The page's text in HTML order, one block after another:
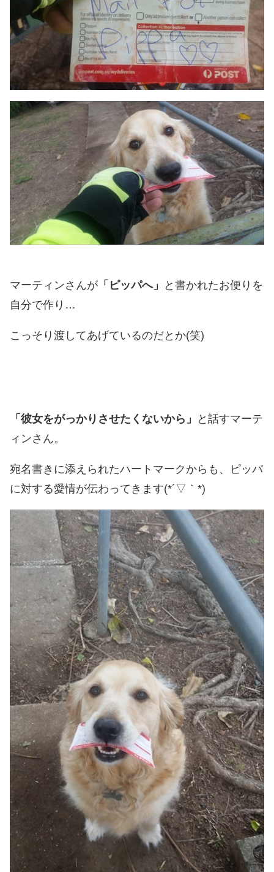
マーティンさんが 「ピッパへ」
と書かれたお便りを
自分で作り…
こっそり渡してあげているのだとか(笑)
「彼女をがっかりさせたくないから」
と話すマーテ
ィンさん。
宛名書きに添えられたハートマークからも、ピッパ
に対する愛情が伝わってきます(*´▽｀*)